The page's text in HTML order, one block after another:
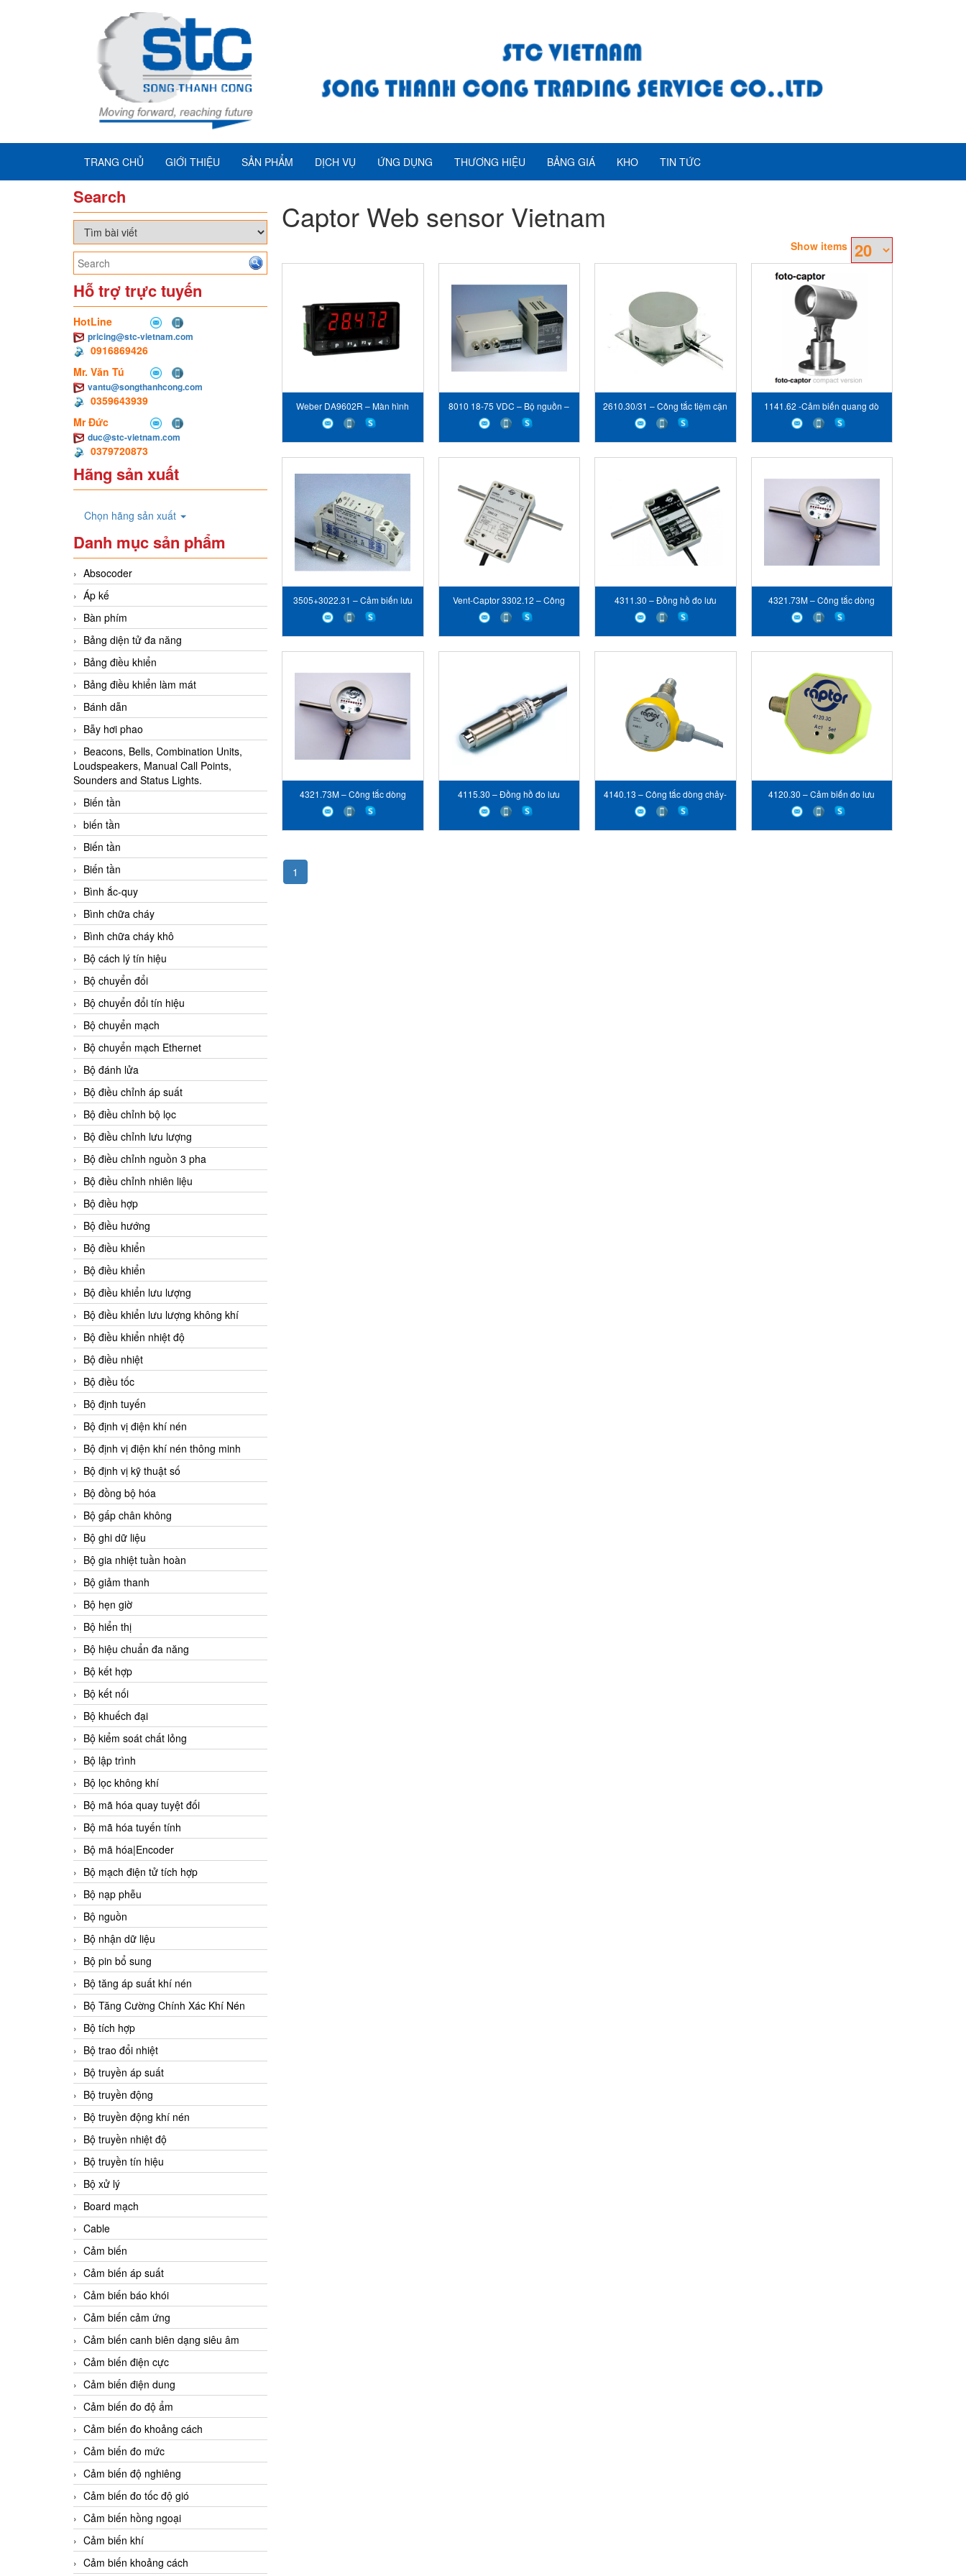
TRANG CHỦ GIỚI THIỆU SẢN PHẨM DỊCH VỤ ỨNG DỤNG THƯƠNG HIỆU BẢNG GIÁ KHO TIN TỨC
Search
Hỗ trợ trực tuyến
HotLine
pricing@stc-vietnam.com
0916869426
Mr. Văn Tú
vantu@songthanhcong.com
0359643939
Mr Đức
duc@stc-vietnam.com
0379720873
Hãng sản xuất
Chọn hãng sản xuất
Danh mục sản phẩm
Absocoder
Áp kế
Bàn phím
Bảng diện tử đa năng
Bảng điều khiển
Bảng điều khiển làm mát
Bánh dẫn
Bẫy hơi phao
Beacons, Bells, Combination Units,
Loudspeakers, Manual Call Points,
Sounders and Status Lights.
Biến tần
biến tần
Biến tần
Biến tần
Bình ắc-quy
Bình chữa cháy
Bình chữa cháy khô
Bộ cách lý tín hiệu
Bộ chuyển đổi
Bộ chuyển đổi tín hiệu
Bộ chuyển mạch
Bộ chuyển mạch Ethernet
Bộ đánh lửa
Bộ điều chỉnh áp suất
Bộ điều chỉnh bộ lọc
Bộ điều chỉnh lưu lượng
Bộ điều chỉnh nguồn 3 pha
Bộ điều chỉnh nhiên liệu
Bộ điều hợp
Bộ điều hướng
Bộ điều khiển
Bộ điều khiển
Bộ điều khiển lưu lượng
Bộ điều khiển lưu lượng không khí
Bộ điều khiển nhiệt độ
Bộ điều nhiệt
Bộ điều tốc
Bộ định tuyến
Bộ định vị điện khí nén
Bộ định vị điện khí nén thông minh
Bộ định vị kỹ thuật số
Bộ đồng bộ hóa
Bộ gấp chân không
Bộ ghi dữ liệu
Bộ gia nhiệt tuần hoàn
Bộ giảm thanh
Bộ hẹn giờ
Bộ hiển thị
Bộ hiệu chuẩn đa năng
Bộ kết hợp
Bộ kết nối
Bộ khuếch đại
Bộ kiểm soát chất lỏng
Bộ lập trình
Bộ lọc không khí
Bộ mã hóa quay tuyệt đối
Bộ mã hóa tuyến tính
Bộ mã hóa|Encoder
Bộ mạch điện tử tích hợp
Bộ nạp phễu
Bộ nguồn
Bộ nhận dữ liệu
Bộ pin bổ sung
Bộ tăng áp suất khí nén
Bộ Tăng Cường Chính Xác Khí Nén
Bộ tích hợp
Bộ trao đổi nhiệt
Bộ truyền áp suất
Bộ truyền động
Bộ truyền động khí nén
Bộ truyền nhiệt độ
Bộ truyền tín hiệu
Bộ xử lý
Board mạch
Cable
Cảm biến
Cảm biến áp suất
Cảm biến báo khói
Cảm biến cảm ứng
Cảm biến canh biên dạng siêu âm
Cảm biến điện cực
Cảm biến điện dung
Cảm biến đo độ ẩm
Cảm biến đo khoảng cách
Cảm biến đo mức
Cảm biến độ nghiêng
Cảm biến đo tốc độ gió
Cảm biến hồng ngoại
Cảm biến khí
Cảm biến khoảng cách
Captor Web sensor Vietnam
Show items
Weber DA9602R – Màn hình
đo lưu lượng – Captor Web
sensor Vietnam
8010 18-75 VDC – Bộ nguồn –
Captor Web sensor Vietnam –
STC
2610.30/31 – Công tắc tiệm cận
cảm ứng – Captor Web sensor
Vietnam
1141.62 -Cảm biến quang dò
kim loại nóng – Captor Web
sensor Vietnam
3505+3022.31 – Cảm biến lưu
lượng – Captor Web sensor
Vietnam – STC
Vent-Captor 3302.12 – Công
tắc dòng chảy nội tuyến –
Captor Web sensor
4311.30 – Đồng hồ đo lưu
lượng nội tuyến – Captor Web
sensor
4321.73M – Công tắc dòng
chảy nội tuyến cho dầu –
Captor Web
4321.73M – Công tắc dòng
chảy nội tuyến cho dầu –
Captor Web
4115.30 – Đồng hồ đo lưu
lượng dầu- Captor Web sensor
Vietnam – STC Vietnam
4140.13 – Công tắc dòng chảy-
Captor Web sensor Vietnam –
STC Vietnam
4120.30 – Cảm biến đo lưu
lượng- Captor Web sensor
Vietnam – STC Vietnam
1